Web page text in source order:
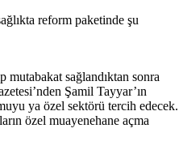
reform paketinde şu
sağlandıktan sonra
Şamil Tayyar’ın
ya özel sektörü tercih edecek.
özel muayenehane açma